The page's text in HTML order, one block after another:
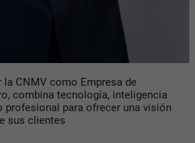
la CNMV como Empresa de
combina tecnología, inteligencia
profesional para ofrecer una visión
sus clientes